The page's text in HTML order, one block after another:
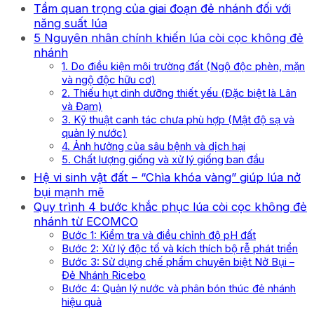
Tầm quan trọng của giai đoạn đẻ nhánh đối với
năng suất lúa
5 Nguyên nhân chính khiến lúa còi cọc không đẻ
nhánh
1. Do điều kiện môi trường đất (Ngộ độc phèn, mặn
và ngộ độc hữu cơ)
2. Thiếu hụt dinh dưỡng thiết yếu (Đặc biệt là Lân
và Đạm)
3. Kỹ thuật canh tác chưa phù hợp (Mật độ sạ và
quản lý nước)
4. Ảnh hưởng của sâu bệnh và dịch hại
5. Chất lượng giống và xử lý giống ban đầu
Hệ vi sinh vật đất – “Chìa khóa vàng” giúp lúa nở
bụi mạnh mẽ
Quy trình 4 bước khắc phục lúa còi cọc không đẻ
nhánh từ ECOMCO
Bước 1: Kiểm tra và điều chỉnh độ pH đất
Bước 2: Xử lý độc tố và kích thích bộ rễ phát triển
Bước 3: Sử dụng chế phẩm chuyên biệt Nở Bụi –
Đẻ Nhánh Ricebo
Bước 4: Quản lý nước và phân bón thúc đẻ nhánh
hiệu quả